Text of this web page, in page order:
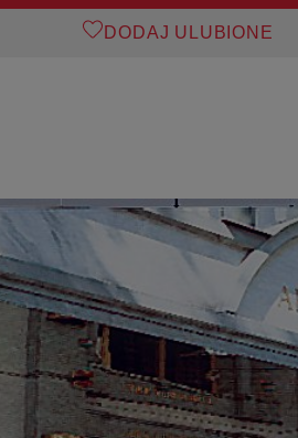
DODAJ ULUBIONE